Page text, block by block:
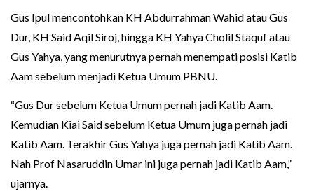
Gus Ipul mencontohkan KH Abdurrahman Wahid atau Gus
Dur, KH Said Aqil Siroj, hingga KH Yahya Cholil Staquf atau
Gus Yahya, yang menurutnya pernah menempati posisi Katib
Aam sebelum menjadi Ketua Umum PBNU.
“Gus Dur sebelum Ketua Umum pernah jadi Katib Aam.
Kemudian Kiai Said sebelum Ketua Umum juga pernah jadi
Katib Aam. Terakhir Gus Yahya juga pernah jadi Katib Aam.
Nah Prof Nasaruddin Umar ini juga pernah jadi Katib Aam,”
ujarnya.